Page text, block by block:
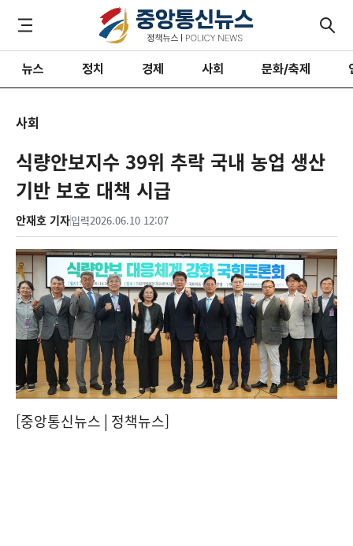
뉴스 정치 경제 사회 문화/축제
사회
식량안보지수 39위 추락 국내 농업 생산
기반 보호 대책 시급
안재호 기자입력2026.06.10 12:07
[중앙통신뉴스│정책뉴스]